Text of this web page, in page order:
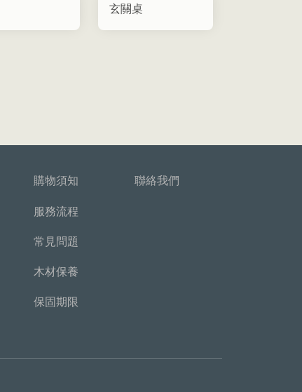
玄關桌
購物須知
服務流程
常見問題
木材保養
保固期限
聯絡我們